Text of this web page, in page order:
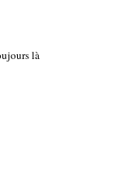
là